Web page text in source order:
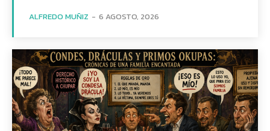
ALFREDO MUÑIZ - 6 AGOSTO, 2026